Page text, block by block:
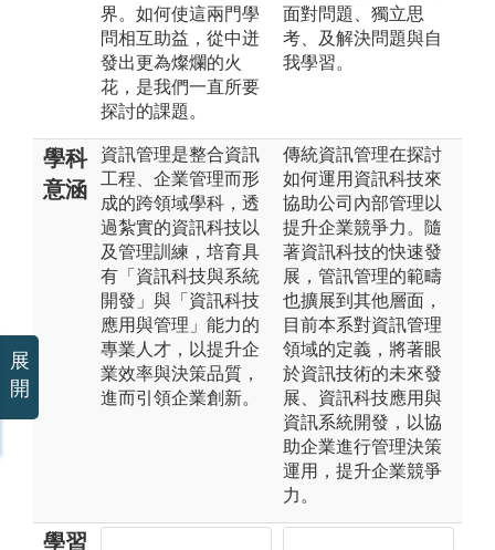
界。如何使這兩門學
問相互助益，從中迸
發出更為燦爛的火
花，是我們一直所要
探討的課題。
面對問題、獨立思
考、及解決問題與自
我學習。
學科
意涵
資訊管理是整合資訊
工程、企業管理而形
成的跨領域學科，透
過紮實的資訊科技以
及管理訓練，培育具
有「資訊科技與系統
開發」與「資訊科技
應用與管理」能力的
專業人才，以提升企
業效率與決策品質，
進而引領企業創新。
傳統資訊管理在探討
如何運用資訊科技來
協助公司內部管理以
提升企業競爭力。隨
著資訊科技的快速發
展，管訊管理的範疇
也擴展到其他層面，
目前本系對資訊管理
領域的定義，將著眼
於資訊技術的未來發
展、資訊科技應用與
資訊系統開發，以協
助企業進行管理決策
運用，提升企業競爭
力。
學習
展
開